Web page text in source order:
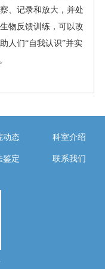
、记录和放大，并处
物反馈训练，可以改
人们“自我认识”并实
动态 科室介绍
鉴定 联系我们